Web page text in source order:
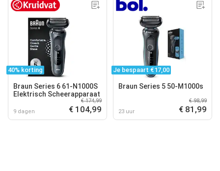
40% korting
Braun Series 6 61-N1000S
Elektrisch Scheerapparaat
9 dagen
€ 174,99
€ 104,99
Je bespaart €17,00
Braun Series 5 50-M1000s
23 uur
€ 98,99
€ 81,99